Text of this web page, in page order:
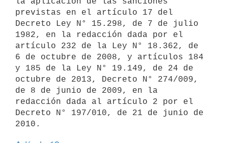
previstas en el artículo 17 del
Decreto Ley N° 15.298, de 7 de julio
1982, en la redacción dada por el
artículo 232 de la Ley N° 18.362, de
6 de octubre de 2008, y artículos 184
y 185 de la Ley N° 19.149, de 24 de
octubre de 2013, Decreto N° 274/009,
de 8 de junio de 2009, en la
redacción dada al artículo 2 por el
Decreto N° 197/010, de 21 de junio de